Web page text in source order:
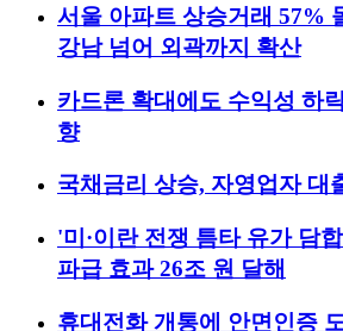
서울 아파트 상승거래 57%
강남 넘어 외곽까지 확산
카드론 확대에도 수익성 하
향
국채금리 상승, 자영업자 대
'미·이란 전쟁 틈타 유가 담
파급 효과 26조 원 달해
휴대전화 개통에 안면인증